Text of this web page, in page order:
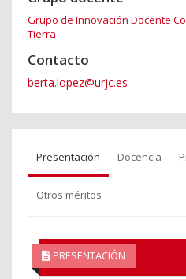
Grupo de Innovación Docente
Tierra
Contacto
berta.lopez@urjc.es
Presentación Docencia
Otros méritos
PRESENTACIÓN